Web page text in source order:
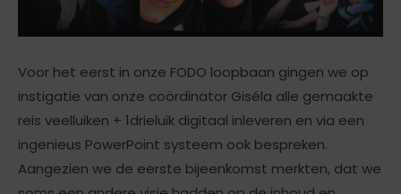
Voor het eerst in onze FODO loopbaan gingen we op
instigatie van onze coördinator Giséla alle gemaakte
reis veelluiken + 1drieluik digitaal inleveren en via een
ingenieus PowerPoint systeem ook bespreken.
Aangezien we de eerste bijeenkomst merkten, dat we